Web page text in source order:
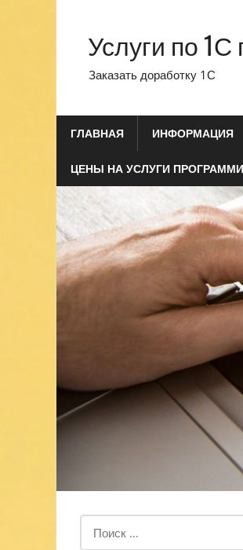
содержимому
Услуги по
Заказать доработку 1С
ГЛАВНАЯ ИНФОРМАЦИЯ
ЦЕНЫ НА УСЛУГИ